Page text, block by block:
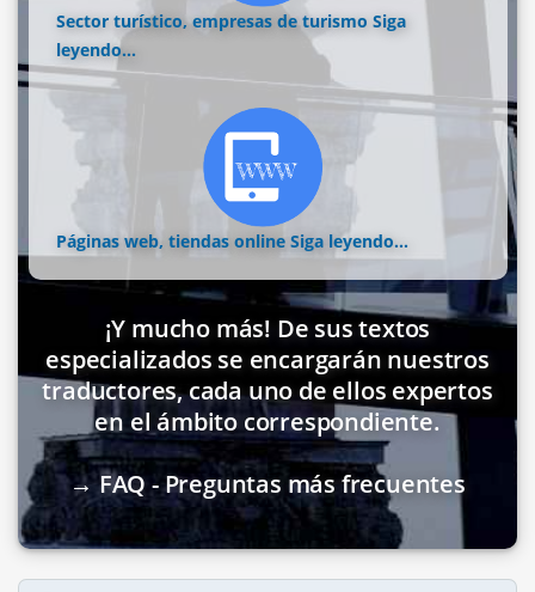
Sector turístico, empresas de turismo Siga
leyendo...
Páginas web, tiendas online Siga leyendo...
¡Y mucho más! De sus textos
especializados se encargarán nuestros
traductores, cada uno de ellos expertos
en el ámbito correspondiente.
→ FAQ - Preguntas más frecuentes